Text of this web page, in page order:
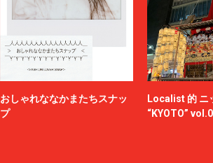
おしゃれななかまたちスナッ
プ
Localist 的 ニ
“KYOTO”